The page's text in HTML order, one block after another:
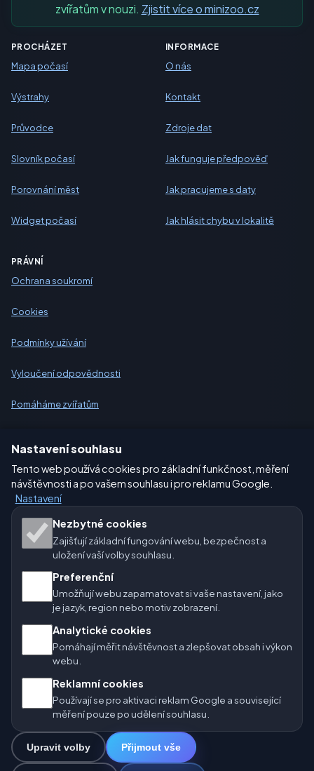
zvířatům v nouzi. Zjistit více o minizoo.cz
PROCHÁZET
Mapa počasí
Výstrahy
Průvodce
Slovník počasí
Porovnání měst
Widget počasí
INFORMACE
O nás
Kontakt
Zdroje dat
Jak funguje předpověď
Jak pracujeme s daty
Jak hlásit chybu v lokalitě
PRÁVNÍ
Ochrana soukromí
Cookies
Podmínky užívání
Vyloučení odpovědnosti
Pomáháme zvířatům
Nastavení
Naše weby o počasí:
🇨🇿 Česko 🇭🇷 Chorvatsko 🇧🇬 Bulharsko
🇩🇪🇦🇹🇨🇭 Německo / Rakousko / Švýcarsko
🌎 Latinská Amerika a Španělsko
🇮🇳 Jižní a jihovýchodní Asie
Provozovatel: Spolek Minizoo.cz z.s. | IČO: 21135550 |
info@pocasi.online
© 2026 Počasí Online · Meteorologická data: MET Norway · Open-
Meteo. Výstrahy počasí: ČHMÚ.
Nastavení souhlasu
Tento web používá cookies pro základní funkčnost, měření
návštěvnosti a po vašem souhlasu i pro reklamu Google.
Nastavení
Nezbytné cookies
Zajišťují základní fungování webu, bezpečnost a
uložení vaší volby souhlasu.
Preferenční
Umožňují webu zapamatovat si vaše nastavení, jako
je jazyk, region nebo motiv zobrazení.
Analytické cookies
Pomáhají měřit návštěvnost a zlepšovat obsah i výkon
webu.
Reklamní cookies
Používají se pro aktivaci reklam Google a související
měření pouze po udělení souhlasu.
Upravit volby Přijmout vše